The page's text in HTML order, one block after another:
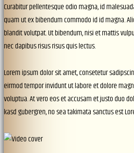
Curabitur pellentesque odio magna, id
quam ut ex bibendum commodo id id magna.
blandit volutpat. Ut bibendum, nisi et mattis
nec dapibus risus risus quis lectus.
Lorem ipsum dolor sit amet, consetetur
eirmod tempor invidunt ut labore et dolore
voluptua. At vero eos et accusam et justo duo
kasd gubergren, no sea takimata sanctus est